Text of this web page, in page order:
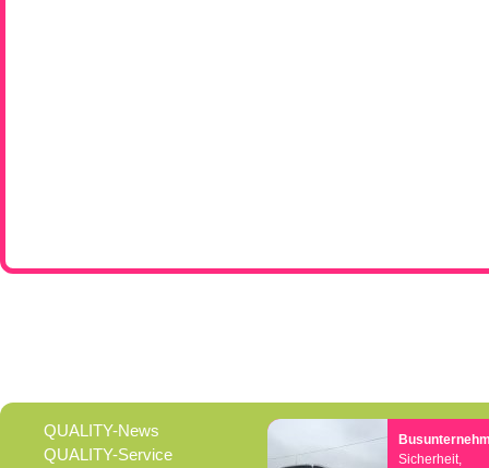
QUALITY-News
QUALITY-Service
Sicherheit,